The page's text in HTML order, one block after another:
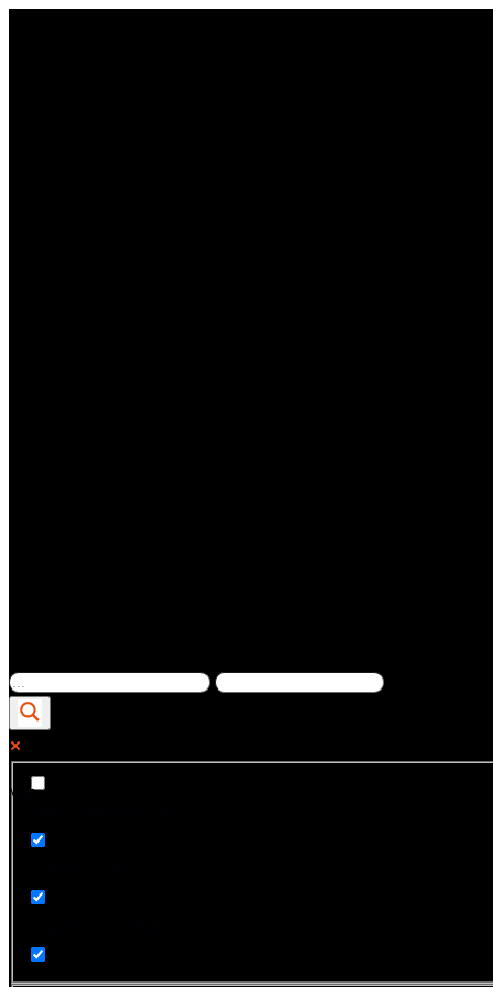
Ver...